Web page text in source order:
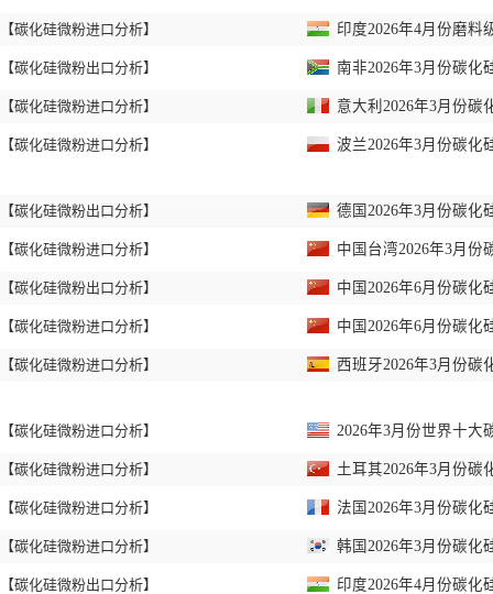
【碳化硅微粉进口分析】
【碳化硅微粉出口分析】
【碳化硅微粉进口分析】
【碳化硅微粉进口分析】
【碳化硅微粉出口分析】
【碳化硅微粉进口分析】
【碳化硅微粉出口分析】
【碳化硅微粉进口分析】
【碳化硅微粉进口分析】
【碳化硅微粉进口分析】
【碳化硅微粉进口分析】
【碳化硅微粉进口分析】
【碳化硅微粉进口分析】
【碳化硅微粉出口分析】
印度2026年4月份磨料
南非2026年3月份碳化
意大利2026年3月份碳
波兰2026年3月份碳化
德国2026年3月份碳化
中国台湾2026年3月份
中国2026年6月份碳化
中国2026年6月份碳化
西班牙2026年3月份碳
2026年3月份世界十大
土耳其2026年3月份碳
法国2026年3月份碳化
韩国2026年3月份碳化
印度2026年4月份碳化